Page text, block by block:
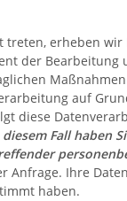
erheben
der
auf
diese
diesem Fall haben
Ihre
haben.